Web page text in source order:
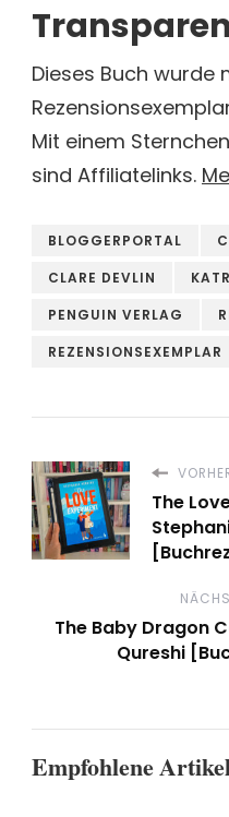
Dieses Buch wurde
Mit einem
sind Affiliatelinks.
BLOGGERPORTAL
CLARE DEVLIN
PENGUIN VERLAG
REZENSIONSEXEMPLAR
The
The Baby Dragon
Qureshi
Empfohlene